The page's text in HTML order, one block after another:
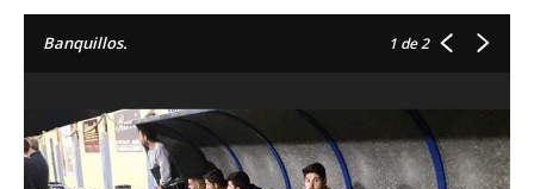
Banquillos. 1 de 2